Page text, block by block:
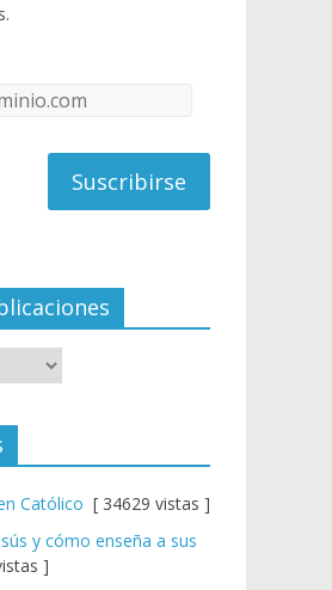
Católico [ 34629 vistas ]
y cómo enseña a sus
]